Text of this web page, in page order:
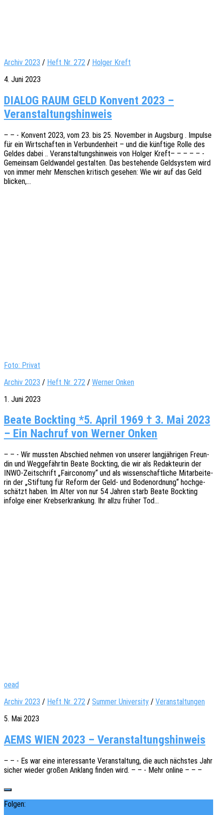
Archiv 2023 / Heft Nr. 272 / Holger Kreft
4. Juni 2023
DIALOG RAUM GELD Konvent 2023 –
Veranstaltungshinweis
– – - Konvent 2023, vom 23. bis 25. Novem­ber in Augs­burg . Impul­se
für ein Wirt­schaf­ten in Verbun­den­heit – und die künf­ti­ge Rolle des
Geldes dabei .. Veran­stal­tungs­hin­weis von Holger Kreft– – – – – -
Gemein­sam Geld­wan­del gestal­ten. Das bestehen­de Geld­sys­tem wird
von immer mehr Menschen kritisch gese­hen: Wie wir auf das Geld
blicken,…
Foto: Privat
Archiv 2023 / Heft Nr. 272 / Werner Onken
1. Juni 2023
Beate Bockting *5. April 1969 † 3. Mai 2023
– Ein Nachruf von Werner Onken
– – - Wir muss­ten Abschied nehmen von unse­rer lang­jäh­ri­gen Freun­
din und Weggefährtin Beate Bock­ting, die wir als Redak­teu­rin der
INWO-Zeit­­schrift „Fair­co­no­my“ und als wissen­schaft­li­che Mitar­bei­te­
rin der „Stif­tung für Reform der Geld- und Boden­ord­nung“ hoch­ge­
schätzt haben. Im Alter von nur 54 Jahren starb Beate Bock­ting
infol­ge einer Krebs­er­kran­kung. Ihr allzu früher Tod…
oead
Archiv 2023 / Heft Nr. 272 / Summer University / Veranstaltungen
5. Mai 2023
AEMS WIEN 2023 – Veranstaltungshinweis
– – - Es war eine inter­es­san­te Veran­stal­tung, die auch nächs­tes Jahr
sicher wieder großen Anklang finden wird. – – - Mehr online – – –
Folgen: